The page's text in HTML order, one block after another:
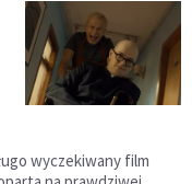
wyczekiwany film